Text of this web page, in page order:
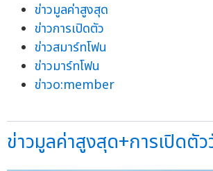
ข่าวมูลค่าสูงสุด
ข่าวการเปิดตัว
ข่าวสมาร์ทโฟน
ข่าวมาร์ทโฟน
ข่าวo:member
ข่าวมูลค่าสูงสุด+การเปิดตั